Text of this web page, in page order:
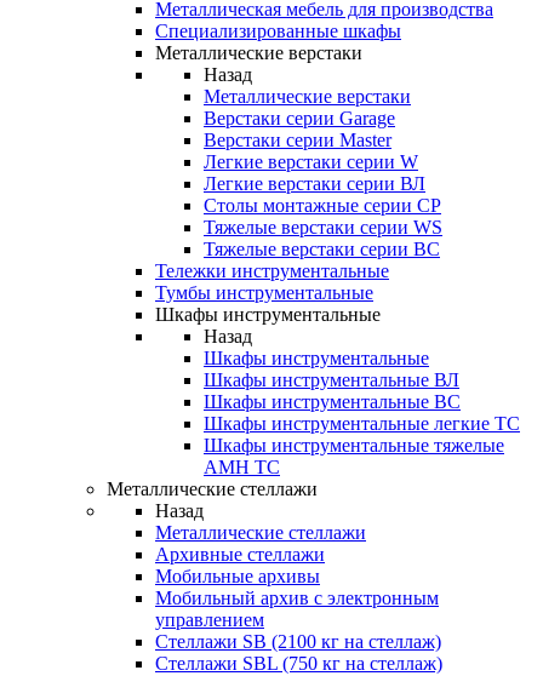
Металлическая мебель для производства
Cпециализированные шкафы
Металлические верстаки
Назад
Металлические верстаки
Верстаки серии Garage
Верстаки серии Master
Легкие верстаки серии W
Легкие верстаки серии ВЛ
Столы монтажные серии СР
Тяжелые верстаки серии WS
Тяжелые верстаки серии ВС
Тележки инструментальные
Тумбы инструментальные
Шкафы инструментальные
Назад
Шкафы инструментальные
Шкафы инструментальные ВЛ
Шкафы инструментальные ВС
Шкафы инструментальные легкие ТС
Шкафы инструментальные тяжелые
AMH TC
Металлические стеллажи
Назад
Металлические стеллажи
Архивные стеллажи
Мобильные архивы
Мобильный архив с электронным
управлением
Стеллажи SB (2100 кг на стеллаж)
Стеллажи SBL (750 кг на стеллаж)